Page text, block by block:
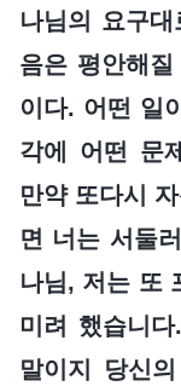
나님의 요구
음은 평안해
이다. 어떤 일
각에 어떤 문
만약 또다시
면 너는 서둘
나님, 저는 또
미려 했습니
말이지 당신